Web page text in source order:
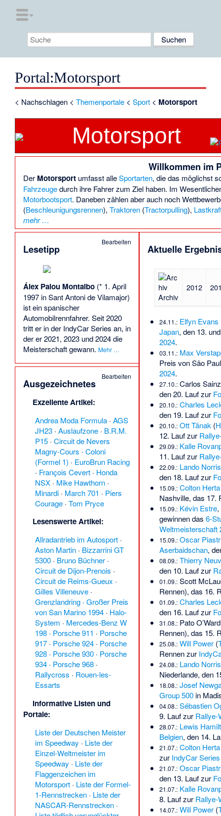
Portal:Motorsport
< Nachschlagen <Themenportale <Sport < Motorsport
Motorsport
Willkommen im
Der Motorsportumfasst alleSportarten, die das möglichst
Fahrzeugedurch ihre Fahrer zum Ziel haben. Im
Motorbootsport. Daneben zählen aber auch noch
(Beschleunigungsrennen), Traktoren(Tractorpulling),
mehr …
Bearbeiten
Lesetipp
Álex Palou Montalbo(* 1. April
1997 in Sant Antoni de Vilamajor)
ist ein spanischer
Automobilrennfahrer. Seit 2020
tritt er in der IndyCar Series an, in
der er 2021, 2023 und 2024 die
Meisterschaft gewann. Mehr …
Aktuelle
Archiv
2012
24.11.: Elfyn Evans
Japan, den 13.
2024.
03.11.: Max
Preis von São
2024.
27.10.: Carlos
den 20. Lauf zur
20.10.: Charles
den 19. Lauf zur
20.10.: Ott Tänak (
12. Lauf zur
29.09.: Kalle
11. Lauf zur
22.09.: Lando Norris
den 18. Lauf zur
15.09.: Colton Herta
Nashville, das 17.
15.09.: Kévin Estre,
gewinnen das 6-
Weltmeisterschaft
15.09.: Oscar
Aserbaidschan,
08.09.: Thierry
den 10. Lauf zur
01.09.: Scott
Rennen), das 16.
01.09.: Charles
den 16. Lauf zur
31.08.: Pato O’Ward
Rennen), das 15.
25.08.: Will Power(
Rennen zur
24.08.: Lando Norris
Niederlande, den
18.08.: Josef
Group 500in
04.08.: Sébastien
9. Lauf zur Rallye-
28.07.: Lewis
Belgien, den 14.
21.07.: Colton Herta
zur IndyCar
21.07.: Oscar
den 13. Lauf zur
21.07.: Kalle
8. Lauf zur Rallye-
14.07.: Will Power(
Bearbeiten
Ausgezeichnetes
Exzellente Artikel:
Andrea Moda Formula‎‎· AGS
JH23· Auslaufzone· B.R.M.
P15· Circuit de Nevers
Magny-Cours · Coloni
(Formel 1) ‎‎ · EuroBrun Racing
· François Cevert· Honda
NSX· Mike Hawthorn·
Minardi‎‎ · March 701 · Piers
Courage· Tom Pryce
Lesenswerte Artikel:
Allradantrieb im Autosport·
Aston Martin· Bizzarrini GT
5300· Bruno Büchner·
Circuit de Dijon-Prenois ·
Circuit de Reims-Gueux ·
Gilles Villeneuve·
Grenzlandring· Großer Preis
von San Marino 1994· Halo-
System · Mercedes-Benz W
198· Porsche 911 · Porsche
917· Porsche 924· Porsche
928· Porsche 930· Porsche
934· Porsche 968·
Rallycross · Rouen-les-
Essarts
Informative Listen und
Portale:
Liste der Deutschen Meister
im Speedway · Liste der
Einzel-Weltmeister im
Speedway · Liste der
Flaggenzeichen im
Motorsport· Liste der Formel-
1-Rennstrecken· Liste der
NASCAR-Rennstrecken·